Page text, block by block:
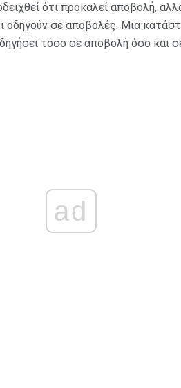
ότι προκαλεί αποβολή,
οδηγούν σε αποβολές. Μια
τόσο σε αποβολή όσο και
ad